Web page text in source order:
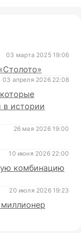
03 марта 2025 19:06
03 апреля 2026 22:08
в истории
26 мая 2026 19:00
10 июня 2026 22:00
комбинацию
20 июля 2026 19:23